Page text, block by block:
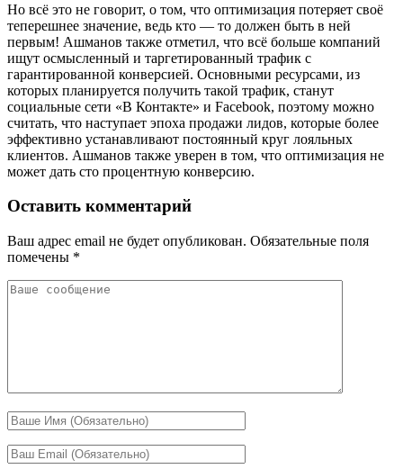
Но всё это не говорит, о том, что оптимизация потеряет своё
теперешнее значение, ведь кто — то должен быть в ней
первым! Ашманов также отметил, что всё больше компаний
ищут осмысленный и таргетированный трафик с
гарантированной конверсией. Основными ресурсами, из
которых планируется получить такой трафик, станут
социальные сети «В Контакте» и Facebook, поэтому можно
считать, что наступает эпоха продажи лидов, которые более
эффективно устанавливают постоянный круг лояльных
клиентов. Ашманов также уверен в том, что оптимизация не
может дать сто процентную конверсию.
Оставить комментарий
Ваш адрес email не будет опубликован. Обязательные поля
помечены *